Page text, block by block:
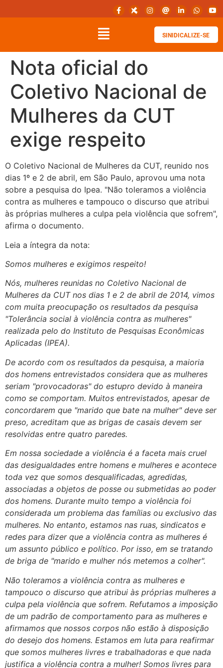
SINIDICALIZE-SE
Nota oficial do
Coletivo Nacional de
Mulheres da CUT
exige respeito
O Coletivo Nacional de Mulheres da CUT, reunido nos
dias 1º e 2 de abril, em São Paulo, aprovou uma nota
sobre a pesquisa do Ipea. "Não toleramos a violência
contra as mulheres e tampouco o discurso que atribui
às próprias mulheres a culpa pela violência que sofrem",
afirma o documento.
Leia a íntegra da nota:
Somos mulheres e exigimos respeito!
Nós, mulheres reunidas no Coletivo Nacional de
Mulheres da CUT nos dias 1 e 2 de abril de 2014, vimos
com muita preocupação os resultados da pesquisa
"Tolerância social à violência contra as mulheres"
realizada pelo do Instituto de Pesquisas Econômicas
Aplicadas (IPEA).
De acordo com os resultados da pesquisa, a maioria
dos homens entrevistados considera que as mulheres
seriam "provocadoras" do estupro devido à maneira
como se comportam. Muitos entrevistados, apesar de
concordarem que "marido que bate na mulher" deve ser
preso, acreditam que as brigas de casais devem ser
resolvidas entre quatro paredes.
Em nossa sociedade a violência é a faceta mais cruel
das desigualdades entre homens e mulheres e acontece
toda vez que somos desqualificadas, agredidas,
associadas a objetos de posse ou submetidas ao poder
dos homens. Durante muito tempo a violência foi
considerada um problema das famílias ou exclusivo das
mulheres. No entanto, estamos nas ruas, sindicatos e
redes para dizer que a violência contra as mulheres é
um assunto público e político. Por isso, em se tratando
de briga de "marido e mulher nós metemos a colher".
Não toleramos a violência contra as mulheres e
tampouco o discurso que atribui às próprias mulheres a
culpa pela violência que sofrem. Refutamos a imposição
de um padrão de comportamento para as mulheres e
afirmamos que nossos corpos não estão à disposição
do desejo dos homens. Estamos em luta para reafirmar
que somos mulheres livres e trabalhadoras e que nada
justifica a violência contra a mulher! Somos livres para